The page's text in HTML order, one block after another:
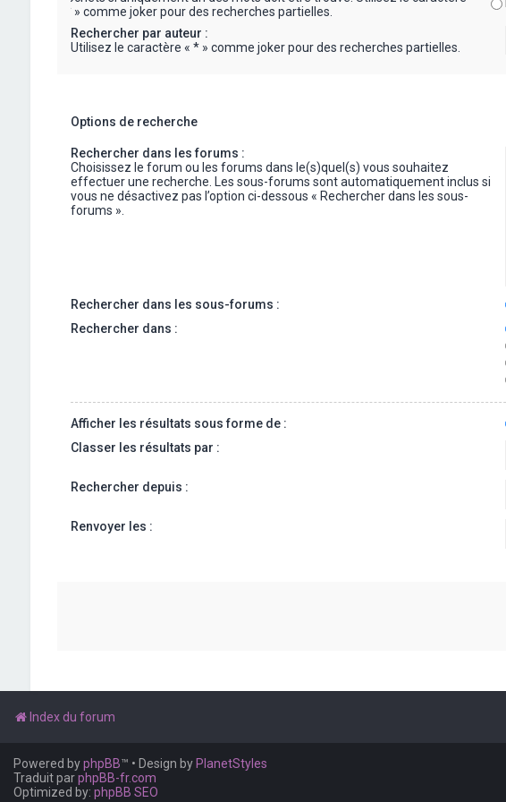
« * » comme joker pour des recherches partielles.
Rechercher par auteur :
Utilisez le caractère « * » comme joker pour des recherches partielles.
Options de recherche
Rechercher dans les forums :
Choisissez le forum ou les forums dans le(s)quel(s) vous souhaitez
effectuer une recherche. Les sous-forums sont automatiquement inclus si
vous ne désactivez pas l’option ci-dessous « Rechercher dans les sous-
forums ».
Rechercher dans les sous-forums :
Rechercher dans :
Afficher les résultats sous forme de :
Classer les résultats par :
Rechercher depuis :
Renvoyer les :
Index du forum
Powered byphpBB™ • Design byPlanetStyles
Traduit parphpBB-fr.com
Optimized by: phpBB SEO